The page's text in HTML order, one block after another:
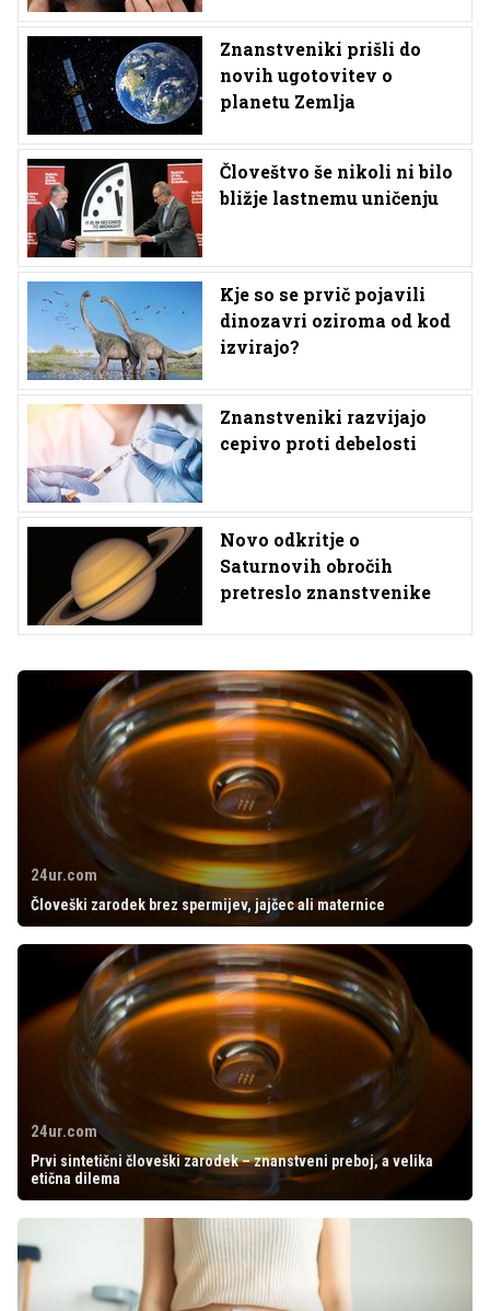
Znanstveniki prišli do
novih ugotovitev o
planetu Zemlja
Človeštvo še nikoli ni bilo
bližje lastnemu uničenju
Kje so se prvič pojavili
dinozavri oziroma od kod
izvirajo?
Znanstveniki razvijajo
cepivo proti debelosti
Novo odkritje o
Saturnovih obročih
pretreslo znanstvenike
24ur.com
Človeški zarodek brez spermijev, jajčec ali maternice
24ur.com
Prvi sintetični človeški zarodek – znanstveni preboj, a velika
etična dilema